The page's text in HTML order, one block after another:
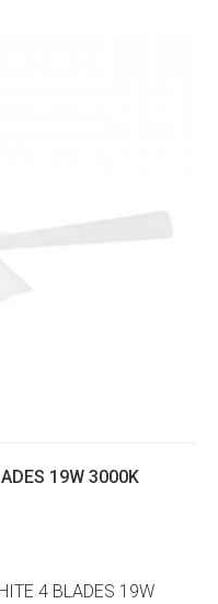
19W 3000K
4 BLADES 19W